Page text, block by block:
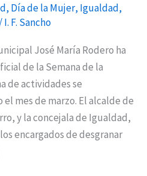
, Día de la Mujer, Igualdad,
/I. F. Sancho
José María Rodero ha
de la Semana de la
de actividades se
mes de marzo. El alcalde de
y la concejala de Igualdad,
encargados de desgranar